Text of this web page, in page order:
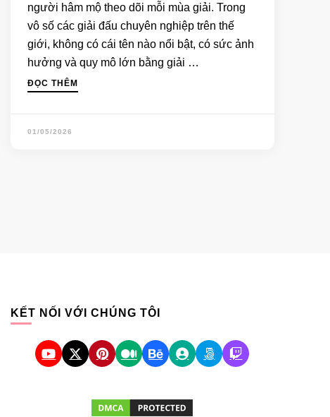
người hâm mộ theo dõi mỗi mùa giải. Trong
vô số các giải đấu chuyên nghiệp trên thế
giới, không có cái tên nào nổi bật, có sức ảnh
hưởng và quy mô lớn bằng giải …
ĐỌC THÊM
01/05/2026
KẾT NỐI VỚI CHÚNG TÔI